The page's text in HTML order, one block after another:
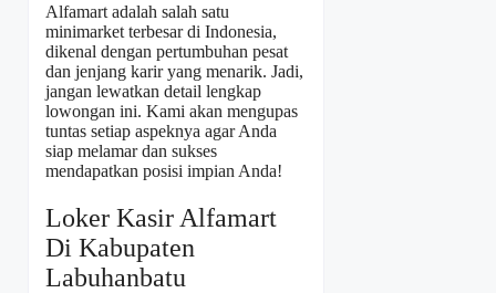
Alfamart adalah salah satu
minimarket terbesar di Indonesia,
dikenal dengan pertumbuhan pesat
dan jenjang karir yang menarik. Jadi,
jangan lewatkan detail lengkap
lowongan ini. Kami akan mengupas
tuntas setiap aspeknya agar Anda
siap melamar dan sukses
mendapatkan posisi impian Anda!
Loker Kasir Alfamart
Di Kabupaten
Labuhanbatu